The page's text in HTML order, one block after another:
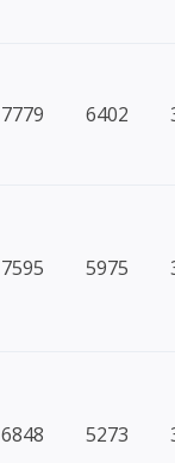
7779 6402
7595 5975
6848 5273